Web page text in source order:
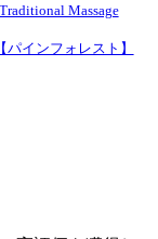
Massage
インフォレスト】